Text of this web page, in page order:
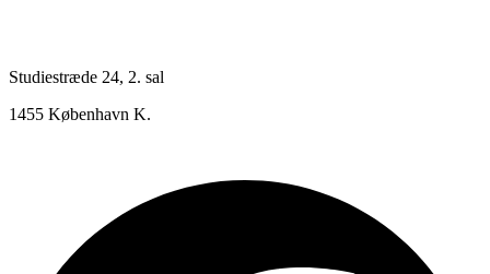
Studiestræde 24, 2. sal
1455 København K.